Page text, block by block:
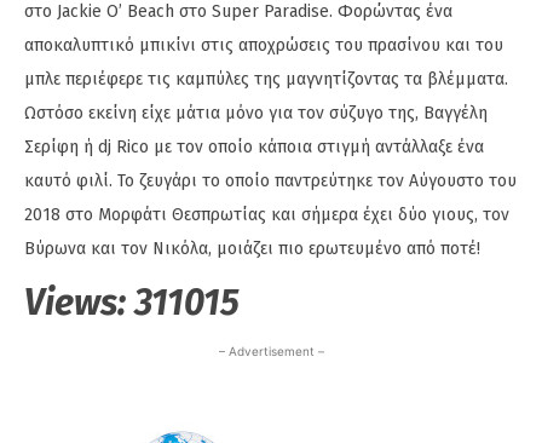
στο Jackie O’ Beach στο Super Paradise. Φορώντας ένα
αποκαλυπτικό μπικίνι στις αποχρώσεις του πρασίνου και του
μπλε περιέφερε τις καμπύλες της μαγνητίζοντας τα βλέμματα.
Ωστόσο εκείνη είχε μάτια μόνο για τον σύζυγο της, Βαγγέλη
Σερίφη ή dj Rico με τον οποίο κάποια στιγμή αντάλλαξε ένα
καυτό φιλί. Το ζευγάρι το οποίο παντρεύτηκε τον Αύγουστο του
2018 στο Μορφάτι Θεσπρωτίας και σήμερα έχει δύο γιους, τον
Βύρωνα και τον Νικόλα, μοιάζει πιο ερωτευμένο από ποτέ!
Views:311015
– Advertisement –